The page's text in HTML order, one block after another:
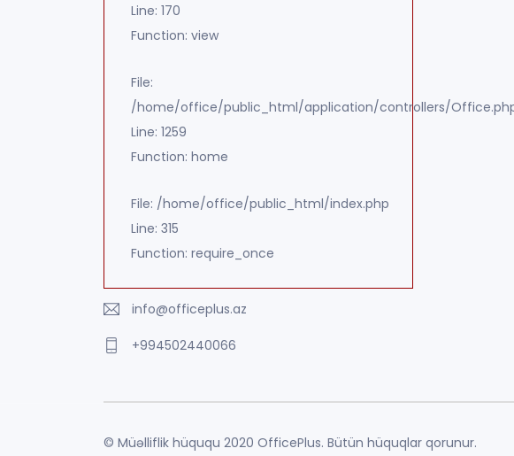
Line: 170
Function: view
File:
/home/office/public_html/application/controllers/
Line: 1259
Function: home
File: /home/office/public_html/index.php
Line: 315
Function: require_once
info@officeplus.az
+994502440066
© Müəlliflik hüququ 2020 OfficePlus. Bütün hüquqlar qorunur.